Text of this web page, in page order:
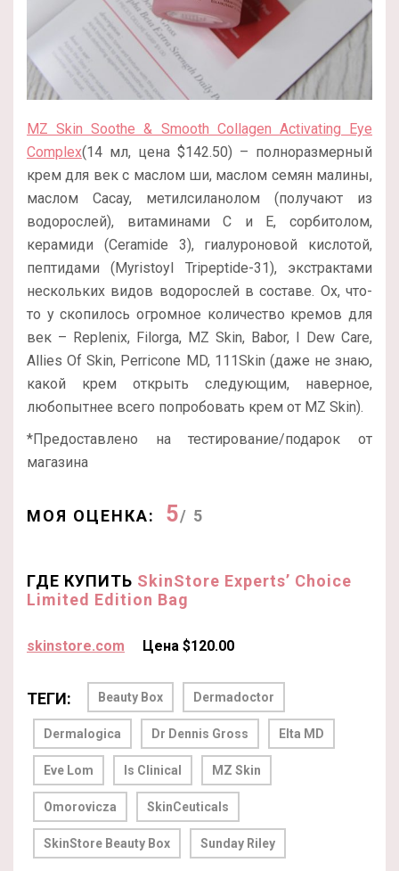
MZ Skin Soothe & Smooth Collagen Activating Eye
Complex(14 мл, цена $142.50) – полноразмерный
крем для век с маслом ши, маслом семян малины,
маслом Cacay, метилсиланолом (получают из
водорослей), витаминами С и Е, сорбитолом,
керамиди (Ceramide 3), гиалуроновой кислотой,
пептидами (Myristoyl Tripeptide-31), экстрактами
нескольких видов водорослей в составе. Ох, что-
то у скопилось огромное количество кремов для
век – Replenix, Filorga, MZ Skin, Babor, I Dew Care,
Allies Of Skin, Perricone MD, 111Skin (даже не знаю,
какой крем открыть следующим, наверное,
любопытнее всего попробовать крем от MZ Skin).
*Предоставлено на тестирование/подарок от
магазина
МОЯ ОЦЕНКА: 5/ 5
ГДЕ КУПИТЬ SkinStore Experts’ Choice
Limited Edition Bag
skinstore.com Цена $120.00
ТЕГИ: Beauty Box Dermadoctor
Dermalogica Dr Dennis Gross Elta MD
Eve Lom Is Clinical MZ Skin
Omorovicza SkinCeuticals
SkinStore Beauty Box Sunday Riley